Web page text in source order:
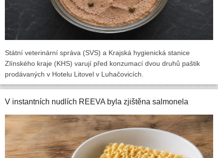
Státní veterinární správa (SVS) a Krajská hygienická stanice
Zlínského kraje (KHS) varují před konzumací dvou druhů paštik
prodávaných v Hotelu Litovel v Luhačovicích.
V instantních nudlích REEVA byla zjištěna salmonela